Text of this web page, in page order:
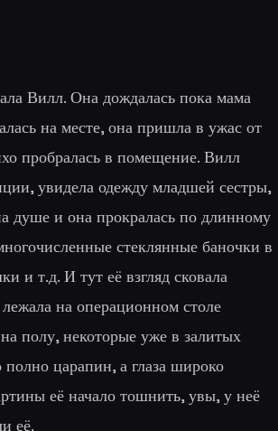
Вилл. Она дождалась пока мама
на месте, она пришла в ужас от
пробралась в помещение. Вилл
увидела одежду младшей сестры,
душе и она прокралась по длинному
стеклянные баночки в
и т.д. И тут её взгляд сковала
на операционном столе
полу, некоторые уже в залитых
царапин, а глаза широко
её начало тошнить, увы, у неё
её.